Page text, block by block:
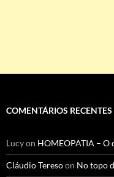
COMENTÁRIOS RECENTES
Lucyon HOMEOPATIA – O
Cláudio Teresoon No topo